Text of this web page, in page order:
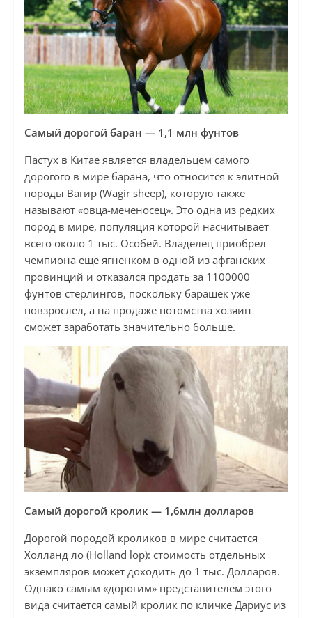
Самый дорогой баран — 1,1 млн фунтов
Пастух в Китае является владельцем самого
дорогого в мире барана, что относится к элитной
породы Вагир (Wagir sheep), которую также
называют «овца-меченосец». Это одна из редких
пород в мире, популяция которой насчитывает
всего около 1 тыс. Особей. Владелец приобрел
чемпиона еще ягненком в одной из афганских
провинций и отказался продать за 1100000
фунтов стерлингов, поскольку барашек уже
повзрослел, а на продаже потомства хозяин
сможет заработать значительно больше.
Самый дорогой кролик — 1,6млн долларов
Дорогой породой кроликов в мире считается
Холланд ло (Holland lop): стоимость отдельных
экземпляров может доходить до 1 тыс. Долларов.
Однако самым «дорогим» представителем этого
вида считается самый кролик по кличке Дариус из